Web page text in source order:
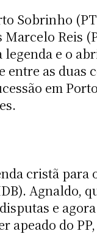
Sobrinho
Reis
e o
entre as duas
em
cristã para
Agnaldo,
e
apeado do